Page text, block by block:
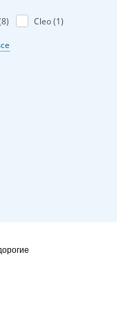
8) Cleo (1)